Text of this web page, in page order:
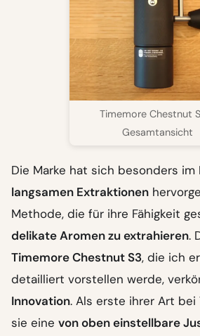
Timemore Chestnut
Gesamtansicht
Die Marke hat sich besonders im
langsamen Extraktionen
Methode, die für ihre Fähigkeit
delikate Aromen zu extrahieren.
Timemore Chestnut S3, die ich
detailliert vorstellen werde,
Innovation. Als erste ihrer Art
sie eine von oben einstellbare